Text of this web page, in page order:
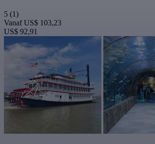
5 (1)
Vanaf US$ 103,23
US$ 92,91